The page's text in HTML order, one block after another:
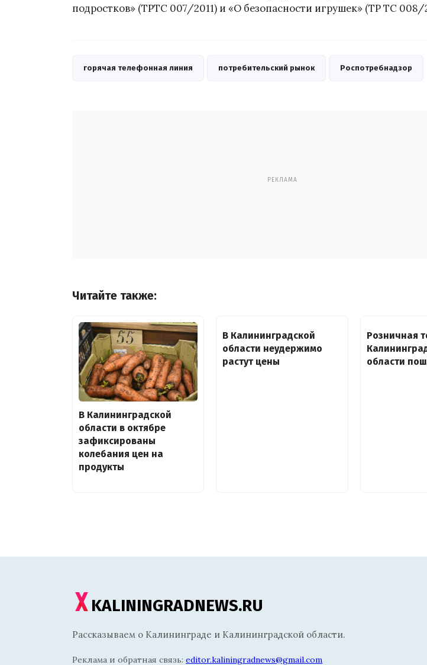
подростков» (ТРТС 007/2011) и «О безопасности игрушек» (ТР ТС 008/
горячая телефонная линия потребительский рынок Роспотребнадзор
РЕКЛАМА
Читайте также:
В Калининградской
области в октябре
зафиксированы
колебания цен на
продукты
В Калининградской
области неудержимо
растут цены
Розничная
области
KALININGRADNEWS.RU
Рассказываем о Калининграде и Калининградской области.
Реклама и обратная связь: editor.kaliningradnews@gmail.com